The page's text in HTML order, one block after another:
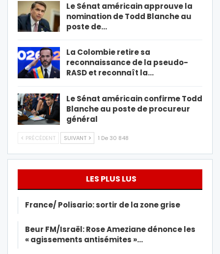
Le Sénat américain approuve la
nomination de Todd Blanche au
poste de…
La Colombie retire sa
reconnaissance de la pseudo-
RASD et reconnaît la…
Le Sénat américain confirme Todd
Blanche au poste de procureur
général
PRÉCÉDENT SUIVANT 1 De 30 848
LES PLUS LUS
France/ Polisario: sortir de la zone grise
Beur FM/Israël: Rose Ameziane dénonce les
« agissements antisémites »…